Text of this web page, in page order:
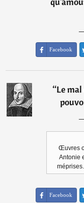
Facebook
“Le
Œuvres
Antonie
Facebook